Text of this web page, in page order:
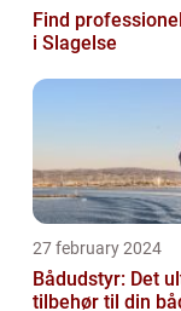
Find
i Slagelse
27 february 2024
Bådudstyr: Det
tilbehør til din